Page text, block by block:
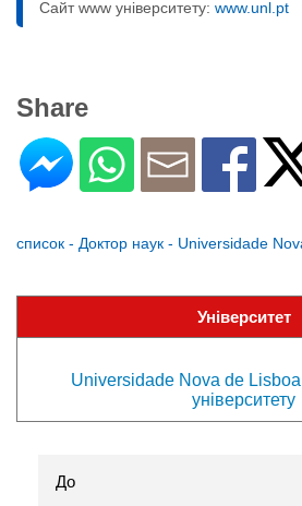
Сайт www університету: www.unl.pt
Share
список - Доктор наук - Universidade
Університет
Universidade Nova de Lisboa
університету
До